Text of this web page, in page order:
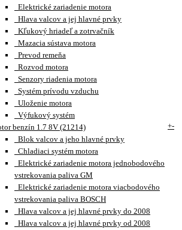
Elektrické zariadenie motora
Hlava valcov a jej hlavné prvky
Kľukový hriadeľ a zotrvačník
Mazacia sústava motora
Prevod remeňa
Rozvod motora
Senzory riadenia motora
Systém prívodu vzduchu
Uloženie motora
Výfukový systém
benzín 1.7 8V (21214)
+-
Blok valcov a jeho hlavné prvky
Chladiaci systém motora
Elektrické zariadenie motora jednobodového
vstrekovania paliva GM
Elektrické zariadenie motora viacbodového
vstrekovania paliva BOSCH
Hlava valcov a jej hlavné prvky do 2008
Hlava valcov a jej hlavné prvky od 2008